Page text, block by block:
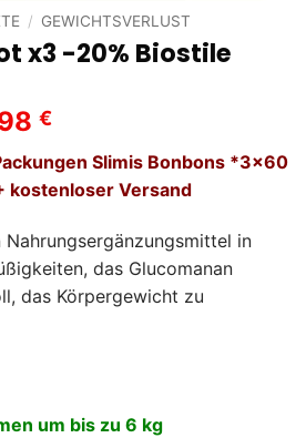
/ GEWICHTSVERLUST
x3 -20% Biostile
€
€Aktueller
Preis
ist:
119.98 €.
Slimis Bonbons *3×60
kostenloser Versand
Nahrungsergänzungsmittel in
das Glucomanan
das Körpergewicht zu
um bis zu 6 kg